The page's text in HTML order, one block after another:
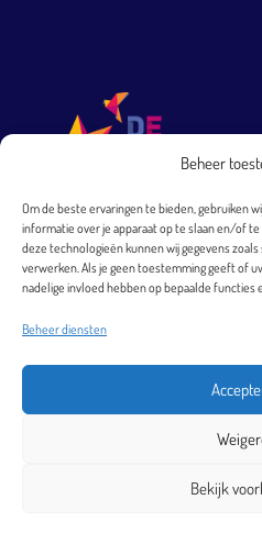
Beheer
Om de beste ervaringen te bieden, gebruiken
informatie over je apparaat op te slaan en/of
deze technologieën kunnen wij gegevens
verwerken. Als je geen toestemming geeft of
nadelige invloed hebben op bepaalde functies
Beheer diensten
Bekijk
T 0251 231 569
directie@arkheemskerk.nl
Postadres